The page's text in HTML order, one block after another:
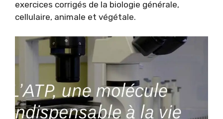
exercices corrigés de la biologie générale,
cellulaire, animale et végétale.